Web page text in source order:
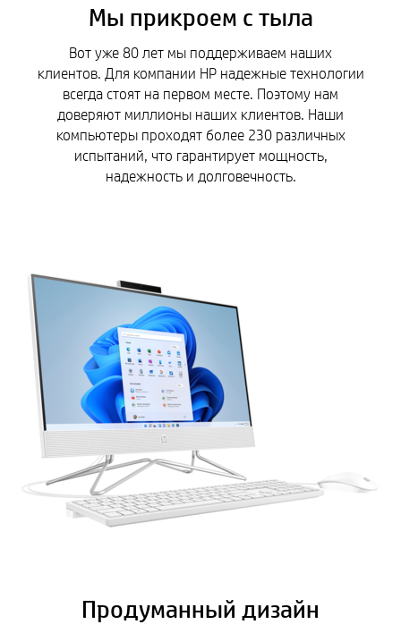
Мы прикроем с тыла
Вот уже 80 лет мы поддерживаем наших
клиентов. Для компании HP надежные технологии
всегда стоят на первом месте. Поэтому нам
доверяют миллионы наших клиентов. Наши
компьютеры проходят более 230 различных
испытаний, что гарантирует мощность,
надежность и долговечность.
Продуманный дизайн